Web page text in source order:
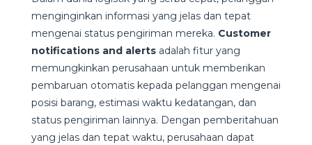
menginginkan informasi yang jelas dan tepat
mengenai status pengiriman mereka. Customer
notifications and alertsadalah fitur yang
memungkinkan perusahaan untuk memberikan
pembaruan otomatis kepada pelanggan mengenai
posisi barang, estimasi waktu kedatangan, dan
status pengiriman lainnya. Dengan pemberitahuan
yang jelas dan tepat waktu, perusahaan dapat